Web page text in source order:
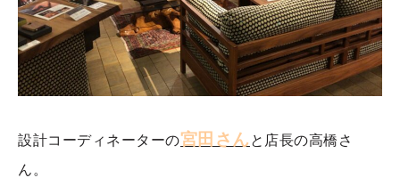
設計コーディネーターの宮田さん と店長の高橋さ
ん。